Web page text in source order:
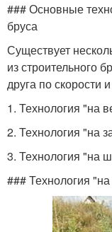
### Основные
бруса
Существует
из строительного
друга по скорости
1. Технология "на
2. Технология "на
3. Технология "на
### Технология